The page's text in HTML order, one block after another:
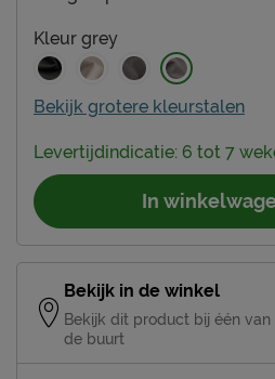
Kleur grey
Bekijk grotere kleurstalen
Levertijdindicatie: 6 tot 7
In
Bekijk in de winkel
Bekijk dit product bij één
de buurt